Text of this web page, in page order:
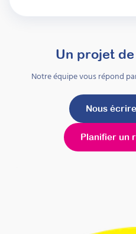
Un projet
Notre équipe vous répond
Nous
Planifier un